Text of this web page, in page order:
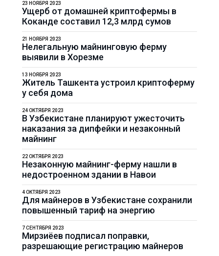
Ущерб от домашней криптофермы в
Коканде составил 12,3 млрд сумов
23 НОЯБРЯ 2023
Нелегальную майнинговую ферму
выявили в Хорезме
21 НОЯБРЯ 2023
Житель Ташкента устроил криптоферму
у себя дома
13 НОЯБРЯ 2023
В Узбекистане планируют ужесточить
наказания за дипфейки и незаконный
майнинг
24 ОКТЯБРЯ 2023
Незаконную майнинг-ферму нашли в
недостроенном здании в Навои
22 ОКТЯБРЯ 2023
Для майнеров в Узбекистане сохранили
повышенный тариф на энергию
4 ОКТЯБРЯ 2023
Мирзиёев подписал поправки,
разрешающие регистрацию майнеров
7 СЕНТЯБРЯ 2023